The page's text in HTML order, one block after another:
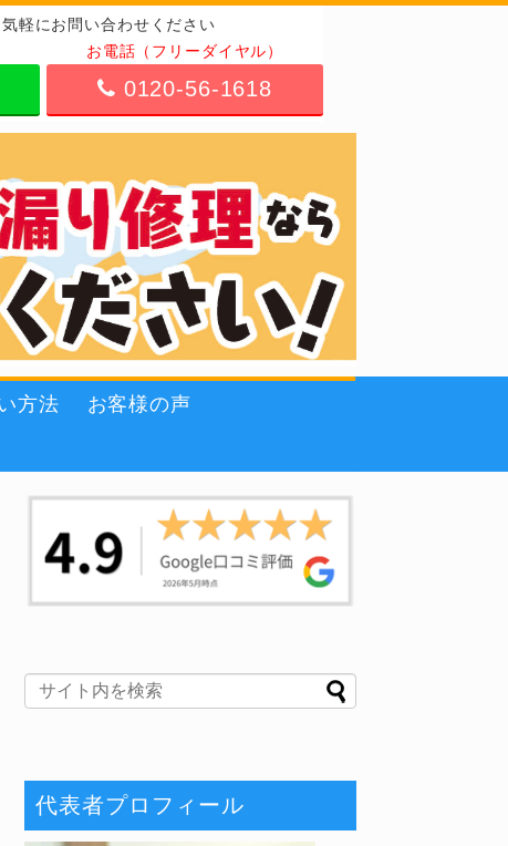
軽にお問い合わせください
お電話（フリーダイヤル）
0120-56-1618
方法 お客様の声
代表者プロフィール